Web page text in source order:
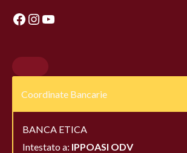
Coordinate Bancarie
BANCA ETICA
Intestato a: IPPOASI ODV